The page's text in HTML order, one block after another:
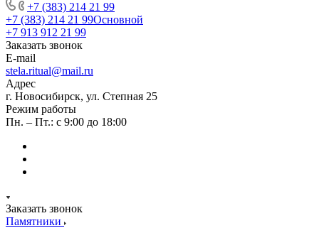
+7 (383) 214 21 99
+7 (383) 214 21 99Основной
+7 913 912 21 99
Заказать звонок
E-mail
stela.ritual@mail.ru
Адрес
г. Новосибирск, ул. Степная 25
Режим работы
Пн. – Пт.: с 9:00 до 18:00
Заказать звонок
Памятники